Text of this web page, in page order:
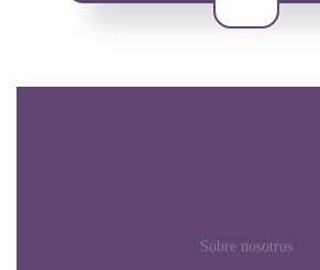
Sobre nosotros